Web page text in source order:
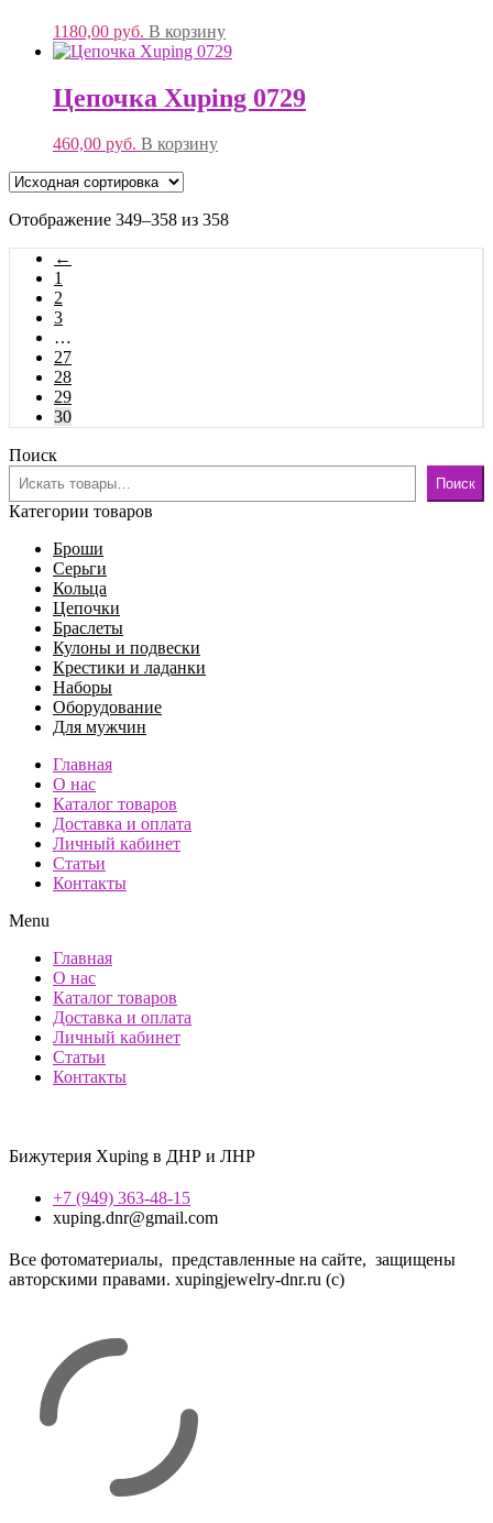
1180,00 руб. В корзину
Цепочка Xuping 0729
460,00 руб. В корзину
Отображение 349–358 из 358
←
1
2
3
…
27
28
29
30
Поиск
Поиск
Категории товаров
Броши
Серьги
Кольца
Цепочки
Браслеты
Кулоны и подвески
Крестики и ладанки
Наборы
Оборудование
Для мужчин
Главная
О нас
Каталог товаров
Доставка и оплата
Личный кабинет
Статьи
Контакты
Menu
Главная
О нас
Каталог товаров
Доставка и оплата
Личный кабинет
Статьи
Контакты
Бижутерия Xuping в ДНР и ЛНР
+7 (949) 363-48-15
xuping.dnr@gmail.com
Все фотоматериалы, представленные на сайте, защищены
авторскими правами. xupingjewelry-dnr.ru (с)